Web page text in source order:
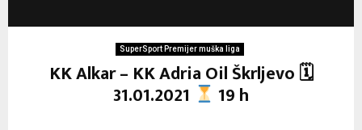
SuperSport Premijer muška liga
KK Alkar – KK Adria Oil Škrljevo 🗓
31.01.2021 19 h